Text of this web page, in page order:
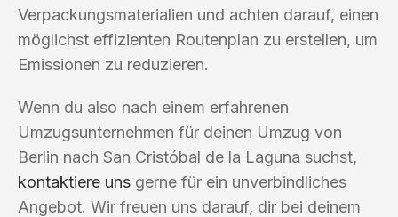
Verpackungsmaterialien und achten darauf, einen
möglichst effizienten Routenplan zu erstellen, um
Emissionen zu reduzieren.
Wenn du also nach einem erfahrenen
Umzugsunternehmen für deinen Umzug von
Berlin nach San Cristóbal de la Laguna suchst,
kontaktiere uns gerne für ein unverbindliches
Angebot. Wir freuen uns darauf, dir bei deinem